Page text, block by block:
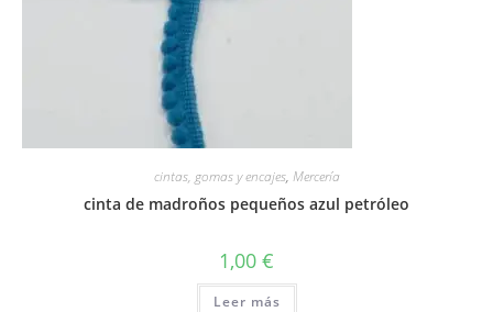
cintas, gomas y encajes, Mercería
cinta de madroños pequeños azul petróleo
1,00 €
Leer más